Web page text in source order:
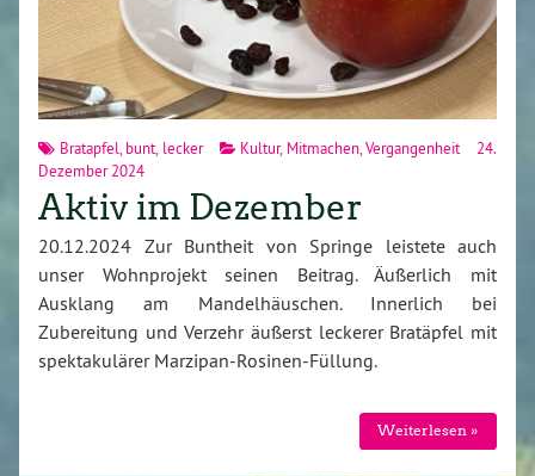
Bratapfel,bunt, lecker Kultur, Mitmachen,Vergangenheit
24.
Dezember 2024
Aktiv im Dezember
20.12.2024 Zur Buntheit von Springe leistete auch
unser Wohnprojekt seinen Beitrag. Äußerlich mit
Ausklang am Mandelhäuschen. Innerlich bei
Zubereitung und Verzehr äußerst leckerer Bratäpfel mit
spektakulärer Marzipan-Rosinen-Füllung.
Weiterlesen »